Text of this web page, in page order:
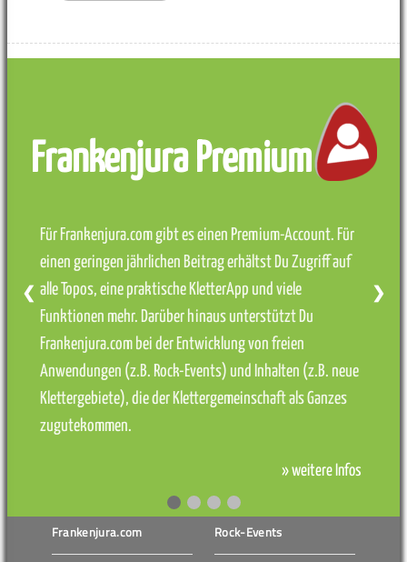
Frankenjura Premium
Für Frankenjura.com gibt es einen Premium-Account. Für
einen geringen jährlichen Beitrag erhältst Du Zugriff auf
alle Topos, eine praktische KletterApp und viele
Funktionen mehr. Darüber hinaus unterstützt Du
Frankenjura.com bei der Entwicklung von freien
Anwendungen (z.B. Rock-Events) und Inhalten (z.B. neue
Klettergebiete), die der Klettergemeinschaft als Ganzes
zugutekommen.
» weitere Infos
❮ ❯
Frankenjura.com Rock-Events